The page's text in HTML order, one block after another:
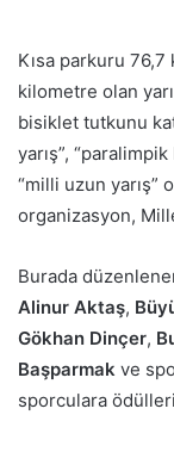
Kısa parkuru
kilometre olan
bisiklet tutkunu
yarış”,
“milli uzun yarış”
organizasyon,
Burada
Alinur Aktaş, B
Gökhan Dinçer,
Başparmak ve
sporculara